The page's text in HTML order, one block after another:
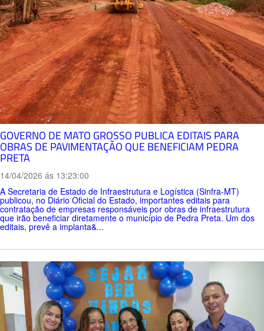
GOVERNO DE MATO GROSSO PUBLICA EDITAIS PARA
OBRAS DE PAVIMENTAÇÃO QUE BENEFICIAM PEDRA
PRETA
14/04/2026 ás 13:23:00
A Secretaria de Estado de Infraestrutura e Logística (Sinfra-MT)
publicou, no Diário Oficial do Estado, importantes editais para
contratação de empresas responsáveis por obras de infraestrutura
que irão beneficiar diretamente o município de Pedra Preta. Um dos
editais, prevê a implanta&...